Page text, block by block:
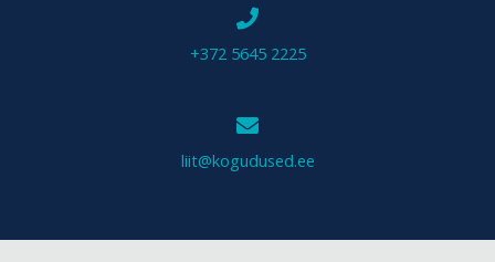
+372 5645 2225
liit@kogudused.ee